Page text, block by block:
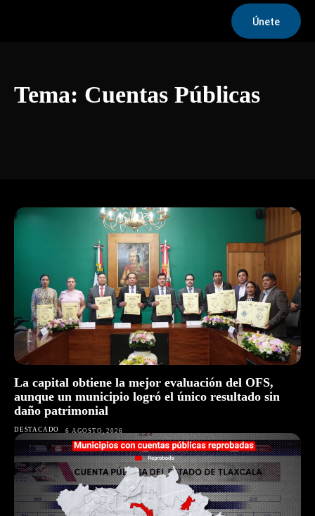
Únete
Tema: Cuentas Públicas
La capital obtiene la mejor evaluación del OFS,
aunque un municipio logró el único resultado sin
daño patrimonial
DESTACADO 6 AGOSTO, 2026